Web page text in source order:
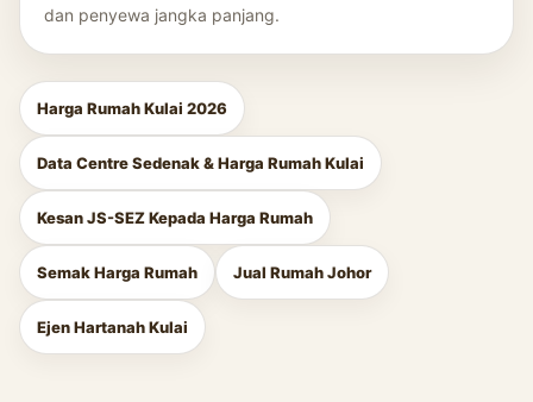
dan penyewa jangka panjang.
Harga Rumah Kulai 2026
Data Centre Sedenak & Harga Rumah Kulai
Kesan JS-SEZ Kepada Harga Rumah
Semak Harga Rumah Jual Rumah Johor
Ejen Hartanah Kulai